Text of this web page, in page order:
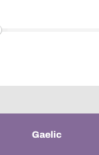
Gaelic